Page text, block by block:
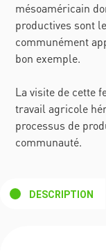
mésoaméricain
productives sont
communément
bon exemple.
La visite de cette
travail agricole
processus de
communauté.
DESCRIPTION